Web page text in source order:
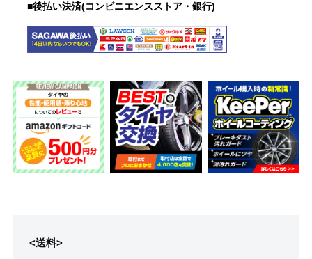
■後払い決済(コンビニエンスストア・銀行)
<送料>